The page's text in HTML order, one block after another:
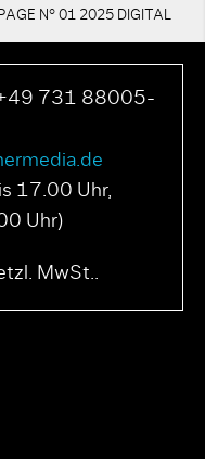
PAGE N° 01 2025 DIGITAL
731 88005-
17.00 Uhr,
Uhr)
MwSt..